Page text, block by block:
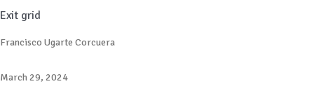
Exit grid
Francisco Ugarte Corcuera
March 29, 2024